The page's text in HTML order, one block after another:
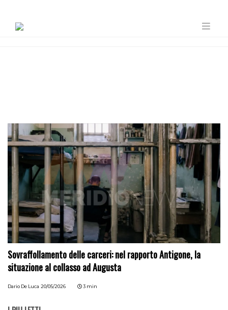
Sovraffollamento delle carceri: nel rapporto Antigone, la
situazione al collasso ad Augusta
Dario De Luca 20/05/2026 3 min